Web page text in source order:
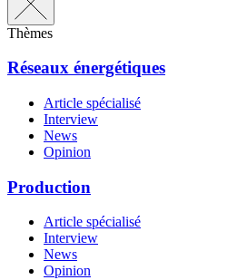
Thèmes
Réseaux énergétiques
Article spécialisé
Interview
News
Opinion
Production
Article spécialisé
Interview
News
Opinion